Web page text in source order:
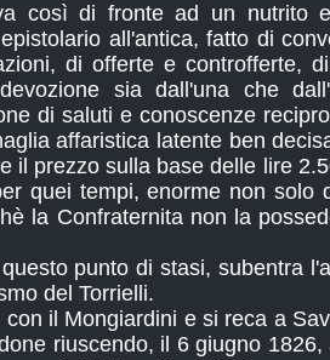
così di fronte ad un nutrito
all'antica, fatto di
di offerte e controfferte,
sia dall'una che
di saluti e conoscenze
affaristica latente ben
il prezzo sulla base delle lire
quei tempi, enorme non solo
la Confraternita non la
punto di stasi, subentra
del Torrielli.
con il Mongiardini e si reca a
riuscendo, il 6 giugno